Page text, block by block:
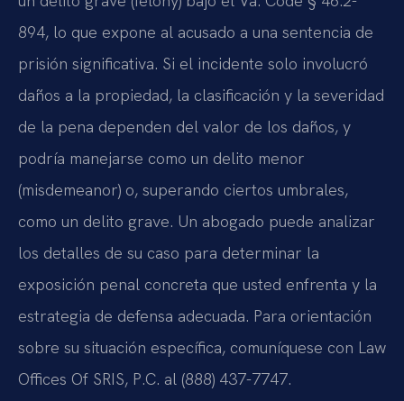
894, lo que expone al acusado a una sentencia de
prisión significativa. Si el incidente solo involucró
daños a la propiedad, la clasificación y la severidad
de la pena dependen del valor de los daños, y
podría manejarse como un delito menor
(misdemeanor) o, superando ciertos umbrales,
como un delito grave. Un abogado puede analizar
los detalles de su caso para determinar la
exposición penal concreta que usted enfrenta y la
estrategia de defensa adecuada. Para orientación
sobre su situación específica, comuníquese con Law
Offices Of SRIS, P.C. al (888) 437-7747.